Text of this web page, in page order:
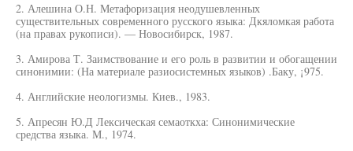
2. Алешина О.Н. Метафоризация неодушевленных
существительных современного русского языка: Дкяломкая работа
(на правах рукописи). — Новосибирск, 1987.
3. Амирова Т. Заимствование и его роль в развитии и обогащении
синонимии: (На материале разиосистемных языков) .Баку, ¡975.
4. Английские неологизмы. Киев., 1983.
5. Апресян Ю.Д Лексическая семаоткха: Синонимические
средства языка. М., 1974.